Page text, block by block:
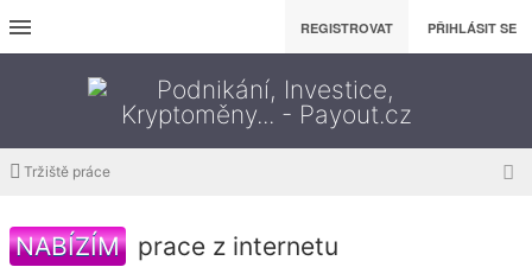
REGISTROVAT PŘIHLÁSIT SE
Tržiště práce
NABÍZÍM prace z internetu